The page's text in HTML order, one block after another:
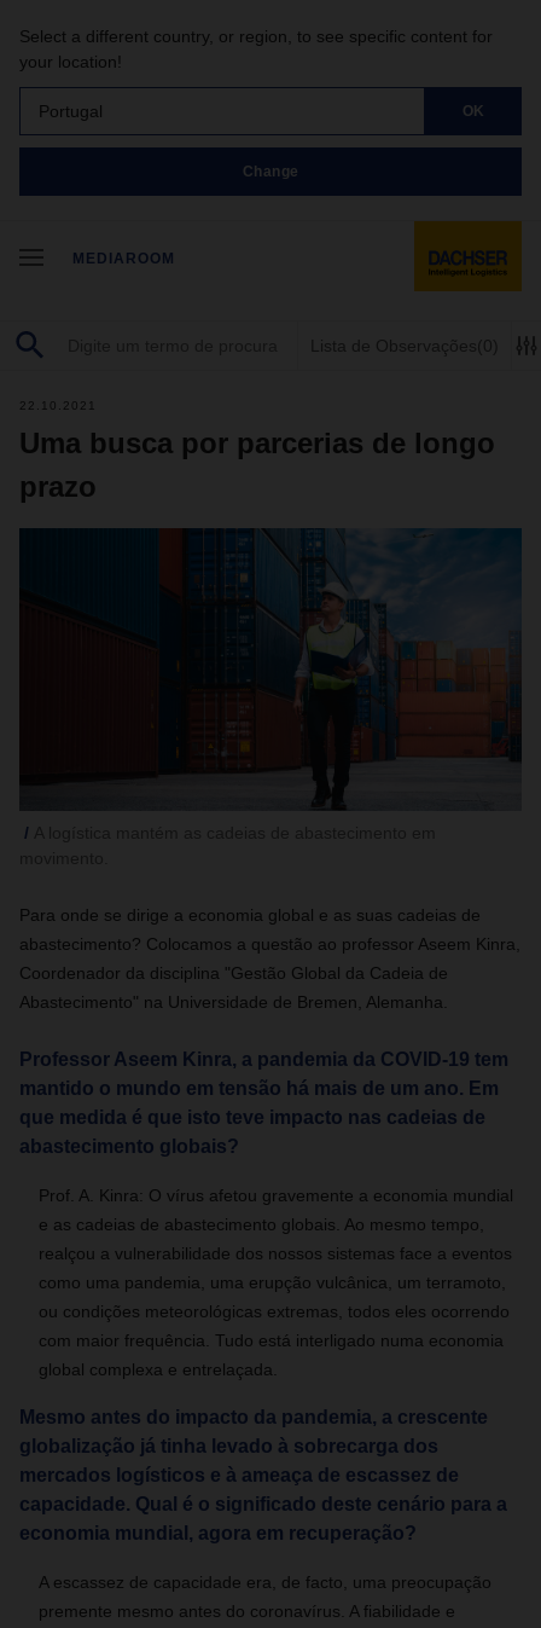
Select a different country, or region, to see specific content for
your location!
Portugal OK
Change
MEDIAROOM
Lista de Observações (0)
22.10.2021
Uma busca por parcerias de longo
prazo
Para onde se dirige a economia global e as suas cadeias de
abastecimento? Colocamos a questão ao professor Aseem Kinra,
Coordenador da disciplina "Gestão Global da Cadeia de
Abastecimento" na Universidade de Bremen, Alemanha.
Professor Aseem Kinra, a pandemia da COVID-19 tem
mantido o mundo em tensão há mais de um ano. Em
que medida é que isto teve impacto nas cadeias de
abastecimento globais?
Prof. A. Kinra: O vírus afetou gravemente a economia mundial
e as cadeias de abastecimento globais. Ao mesmo tempo,
realçou a vulnerabilidade dos nossos sistemas face a eventos
como uma pandemia, uma erupção vulcânica, um terramoto,
ou condições meteorológicas extremas, todos eles ocorrendo
com maior frequência. Tudo está interligado numa economia
global complexa e entrelaçada.
Mesmo antes do impacto da pandemia, a crescente
globalização já tinha levado à sobrecarga dos
mercados logísticos e à ameaça de escassez de
capacidade. Qual é o significado deste cenário para a
economia mundial, agora em recuperação?
A escassez de capacidade era, de facto, uma preocupação
premente mesmo antes do coronavírus. A fiabilidade e